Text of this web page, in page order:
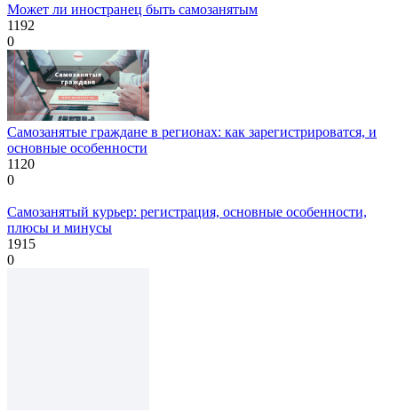
Может ли иностранец быть самозанятым
1192
0
Самозанятые граждане в регионах: как зарегистрироватся, и
основные особенности
1120
0
Самозанятый курьер: регистрация, основные особенности,
плюсы и минусы
1915
0